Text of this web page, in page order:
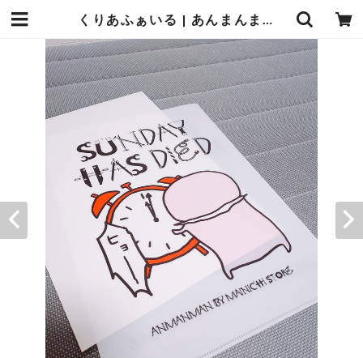
くりあふぁいる | あんまんまんしょっぷ